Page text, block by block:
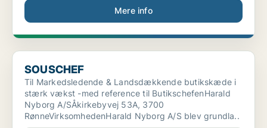
Mere info
SOUSCHEF
SOUSCHEF
Til Markedsledende & Landsdækkende butikskæde i
stærk vækst -med reference til ButikschefenHarald
Nyborg A/SÅkirkebyvej 53A, 3700
RønneVirksomhedenHarald Nyborg A/S blev grundla..